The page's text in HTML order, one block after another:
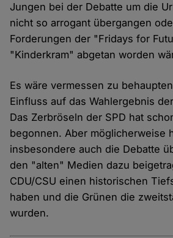
Jungen bei der Debatte um die
nicht so arrogant übergangen
Forderungen der "Fridays for
"Kinderkram" abgetan worden
Es wäre vermessen zu
Einfluss auf das Wahlergebnis
Das Zerbröseln der SPD hat
begonnen. Aber möglicherweise
insbesondere auch die Debatte
den "alten" Medien dazu
CDU/CSU einen historischen
haben und die Grünen die
wurden.